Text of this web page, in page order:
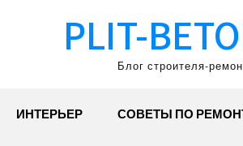
PLIT-
Блог строителя-
ИНТЕРЬЕР СОВЕТЫ ПО